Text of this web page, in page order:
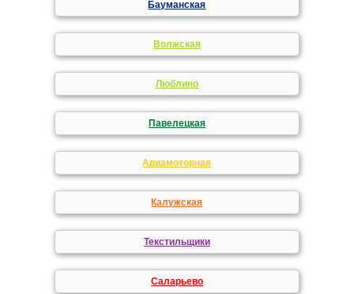
Бауманская
Волжская
Люблино
Павелецкая
Авиамоторная
Калужская
Текстильщики
Саларьево